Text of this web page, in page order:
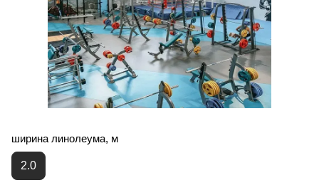
ширина линолеума, м
2.0